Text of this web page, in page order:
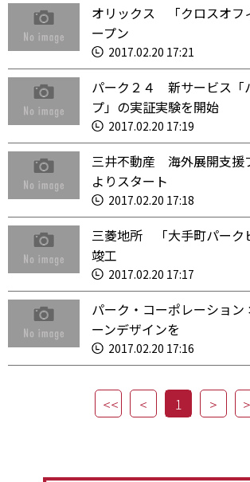
オリックス 「クロスオフ
ープン
2017.02.20 17:21
パーク２４ 新サービス「
プ」の実証実験を開始
2017.02.20 17:19
三井不動産 海外展開支援
よりスタート
2017.02.20 17:18
三菱地所 「大手町パーク
竣工
2017.02.20 17:17
パーク・コーポレーション
ーンデザインを
2017.02.20 17:16
1